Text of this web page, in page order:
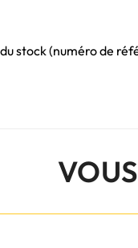
stock (numéro de